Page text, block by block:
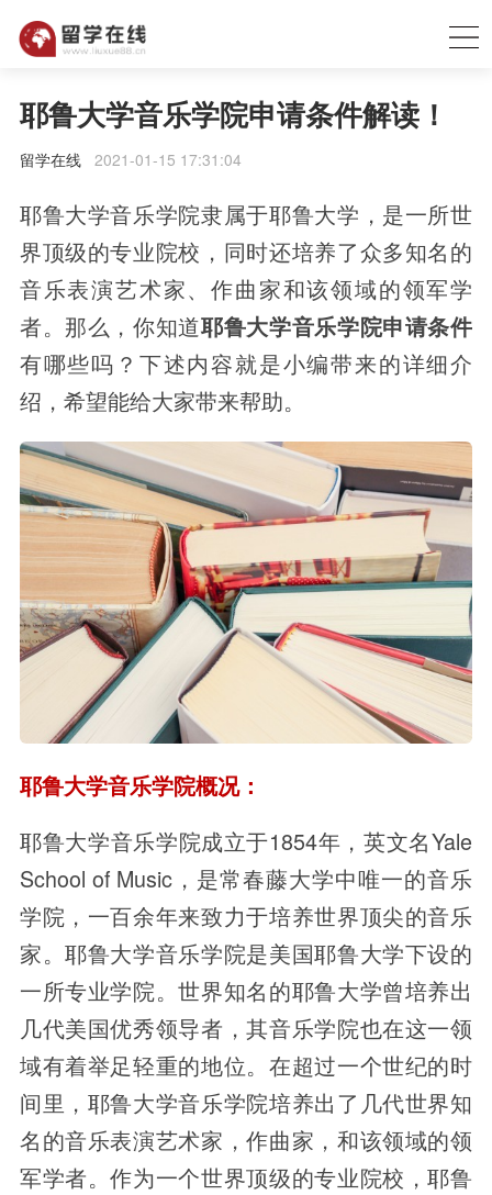
耶鲁大学音乐学院申请条件解读！
留学在线2021-01-15 17:31:04
耶鲁大学音乐学院隶属于耶鲁大学，是一所世
界顶级的专业院校，同时还培养了众多知名的
音乐表演艺术家、作曲家和该领域的领军学
者。那么，你知道耶鲁大学音乐学院申请条件
有哪些吗？下述内容就是小编带来的详细介
绍，希望能给大家带来帮助。
耶鲁大学音乐学院概况：
耶鲁大学音乐学院成立于1854年，英文名Yale
School of Music，是常春藤大学中唯一的音乐
学院，一百余年来致力于培养世界顶尖的音乐
家。耶鲁大学音乐学院是美国耶鲁大学下设的
一所专业学院。世界知名的耶鲁大学曾培养出
几代美国优秀领导者，其音乐学院也在这一领
域有着举足轻重的地位。在超过一个世纪的时
间里，耶鲁大学音乐学院培养出了几代世界知
名的音乐表演艺术家，作曲家，和该领域的领
军学者。作为一个世界顶级的专业院校，耶鲁